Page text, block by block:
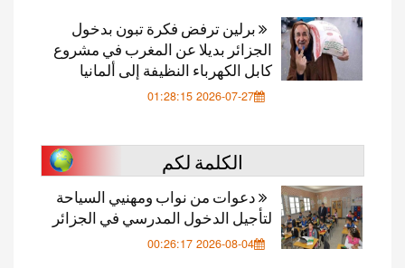
برلين ترفض فكرة تبون بدخول
الجزائر بديلا عن المغرب في مشروع
كابل الكهرباء النظيفة إلى ألمانيا
2026-07-27 01:28:15
الكلمة لكم
دعوات من نواب ومهنيي السياحة
لتأجيل الدخول المدرسي في الجزائر
2026-08-04 00:26:17